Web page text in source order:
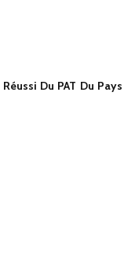
Du PAT Du Pays